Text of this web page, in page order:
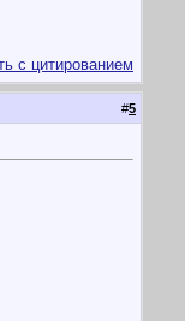
#5